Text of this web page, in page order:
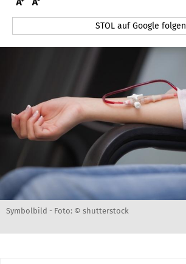
STOL auf Google folgen
Symbolbild - Foto: © shutterstock